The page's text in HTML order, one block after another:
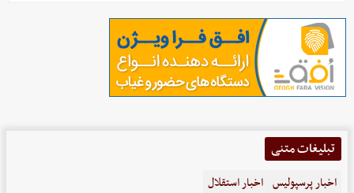
تبلیغات متنی
اخبار پرسپولیس اخبار استقلال